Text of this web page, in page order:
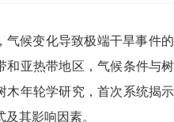
气候变化导致极端干旱事件
和亚热带地区，气候条件与
木年轮学研究，首次系统揭
及其影响因素。